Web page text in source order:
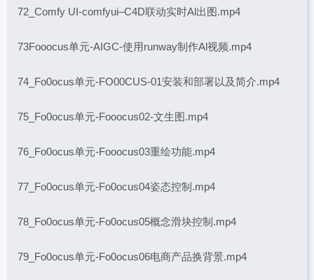
72_Comfy UI-comfyui–C4D联动实时Al出图.mp4
73Fooocus单元-AIGC-使用runway制作Al视频.mp4
74_Fo0ocus单元-FO00CUS-01安装和部署以及简介.mp4
75_Fo0ocus单元-Fooocus02-文生图.mp4
76_Fo0ocus单元-Fooocus03重绘功能.mp4
77_Fo0ocus单元-Fo0ocus04姿态控制.mp4
78_Fo0ocus单元-Fo0ocus05概念滑块控制.mp4
79_Fo0ocus单元-Fo0ocus06电商产品换背景.mp4